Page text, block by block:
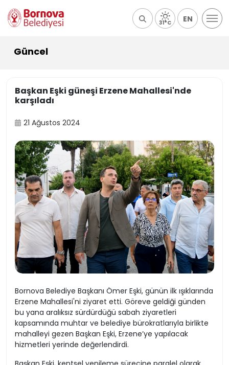
31°C EN
Güncel
Başkan Eşki güneşi Erzene Mahallesi'nde
karşıladı
21 Ağustos 2024
Bornova Belediye Başkanı Ömer Eşki, günün ilk ışıklarında
Erzene Mahallesi'ni ziyaret etti. Göreve geldiği günden
bu yana aralıksız sürdürdüğü sabah ziyaretleri
kapsamında muhtar ve belediye bürokratlarıyla birlikte
mahalleyi gezen Başkan Eşki, Erzene’ye yapılacak
hizmetleri yerinde değerlendirdi.